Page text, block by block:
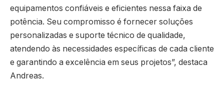
equipamentos confiáveis e eficientes nessa faixa de
potência. Seu compromisso é fornecer soluções
personalizadas e suporte técnico de qualidade,
atendendo às necessidades específicas de cada cliente
e garantindo a excelência em seus projetos”, destaca
Andreas.